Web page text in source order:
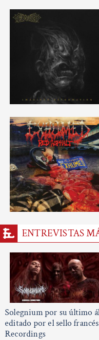
ENTREVISTAS
Solegnium por su último
editado por el sello
Recordings